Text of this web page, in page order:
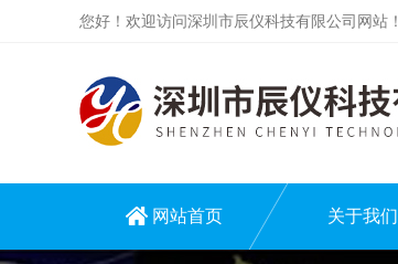
您好！欢迎访问深圳市辰仪科技有限公司网站！
网站首页 关于我们